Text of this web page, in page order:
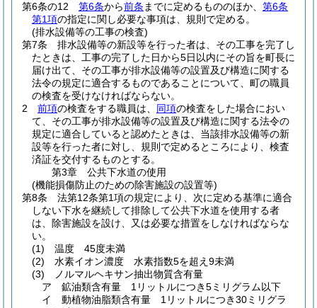
第6条の12
第6条から前条 までに定めるもののほか、 第6条
第1項の指定に関し必要な事項は、規則で定める。
(排水設備等の工事の検査)
第7条
排水設備等の新設等を行った者は、その工事を完了し
たときは、工事の完了した日から5日以内にその旨を町長に
届け出て、その工事が排水設備等の設置及び構造に関する
法令の規定に適合するものであることについて、町の職員
の検査を受けなければならない。
2
前項の検査をする職員は、 同項の検査をした場合におい
て、その工事が排水設備等の設置及び構造に関する法令の
規定に適合していると認めたときは、当該排水設備等の新
設等を行った者に対し、規則で定めるところにより、検査
済証を交付するものとする。
第3章
公共下水道の使用
(機能損傷防止のための除害施設の設置等)
第8条
法第12条第1項の規定により、次に定める基準に適合
しない下水を継続して排除して公共下水道を使用する者
は、除害施設を設け、又は必要な措置をしなければならな
い。
(1)
温度 45度未満
(2)
水素イオン濃度 水素指数5を超え9未満
(3)
ノルマルヘキサン抽出物質含有量
ア
鉱油類含有量 1リットルにつき5ミリグラム以下
イ
動植物油脂類含有量 1リットルにつき30ミリグラ